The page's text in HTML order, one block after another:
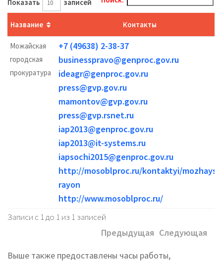
Показать записей
Название Контакты
Можайская
городская
прокуратура
+7 (49638) 2-38-37
businesspravo@genproc.gov.ru
ideagr@genproc.gov.ru
press@gvp.gov.ru
mamontov@gvp.gov.ru
press@gvp.rsnet.ru
iap2013@genproc.gov.ru
iap2013@it-systems.ru
iapsochi2015@genproc.gov.ru
http://mosoblproc.ru/kontaktyi/
rayon
http://www.mosoblproc.ru/
Записи с 1 до 1 из 1 записей
Предыдущая Следующая
Выше также предоставлены часы работы,